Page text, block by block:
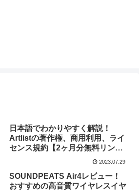
日本語でわかりやすく解説！
Artlistの著作権、商用利用、ライ
センス規約【2ヶ月分無料リンク
2023.07.29
SOUNDPEATS Air4レビュー！
おすすめの高音質ワイヤレスイヤ